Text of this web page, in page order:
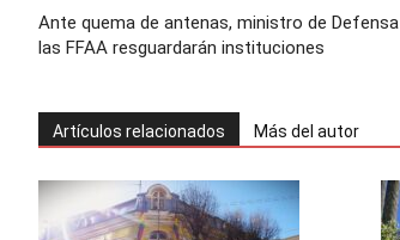
Ante quema de antenas, ministro de
las FFAA resguardarán instituciones
Artículos relacionados Más del autor